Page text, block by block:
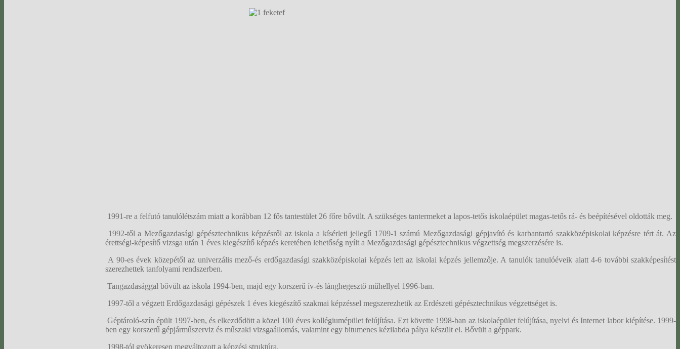
1991-re a felfutó tanulólétszám miatt a korábban 12 fős tantestület 26 főre bővült. A szükséges tantermeket a lapos-tetős iskolaépület magas-tetős rá- és beépítésével oldották meg.
1992-től a Mezőgazdasági gépésztechnikus képzésről az iskola a kísérleti jellegű 1709-1 számú Mezőgazdasági gépjavító és karbantartó szakközépiskolai képzésre tért át. Az
érettségi-képesítő vizsga után 1 éves kiegészítő képzés keretében lehetőség nyílt a Mezőgazdasági gépésztechnikus végzettség megszerzésére is.
A 90-es évek közepétől az univerzális mező-és erdőgazdasági szakközépiskolai képzés lett az iskolai képzés jellemzője. A tanulók tanulóéveik alatt 4-6 további szakképesítést
szerezhettek tanfolyami rendszerben.
Tangazdasággal bővült az iskola 1994-ben, majd egy korszerű ív-és lánghegesztő műhellyel 1996-ban.
1997-től a végzett Erdőgazdasági gépészek 1 éves kiegészítő szakmai képzéssel megszerezhetik az Erdészeti gépésztechnikus végzettséget is.
Géptároló-szín épült 1997-ben, és elkezdődött a közel 100 éves kollégiumépület felújítása. Ezt követte 1998-ban az iskolaépület felújítása, nyelvi és Internet labor kiépítése. 1999-
ben egy korszerű gépjárműszerviz és műszaki vizsgaállomás, valamint egy bitumenes kézilabda pálya készült el. Bővült a géppark.
1998-tól gyökeresen megváltozott a képzési struktúra.